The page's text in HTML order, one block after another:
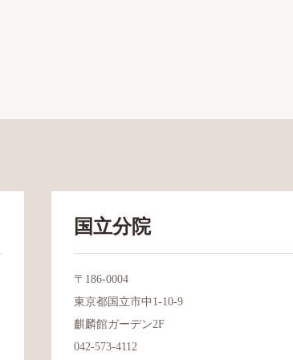
国立分院
〒186-0004
東京都国立市中1-10-9
麒麟館ガーデン2F
042-573-4112